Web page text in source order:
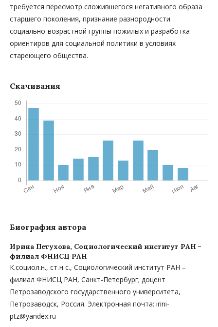
требуется пересмотр сложившегося негативного образа
старшего поколения, признание разнородности
социально-­возрастной группы пожилых и разработка
ориентиров для социальной политики в условиях
стареющего общества.
Скачивания
Биография автора
Ирина Петухова, Социологический институт РАН –
филиал ФНИСЦ РАН
К.социол.н., ст. н. с., Социологический институт РАН –
филиал ФНИСЦ РАН, Санкт-Петербург; доцент
Петрозаводского государственного университета,
Петрозаводск, Россия. Электронная почта: irini-
ptz@yandex.ru